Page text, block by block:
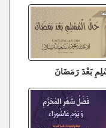
بَعْدَ رَمَضَانَ